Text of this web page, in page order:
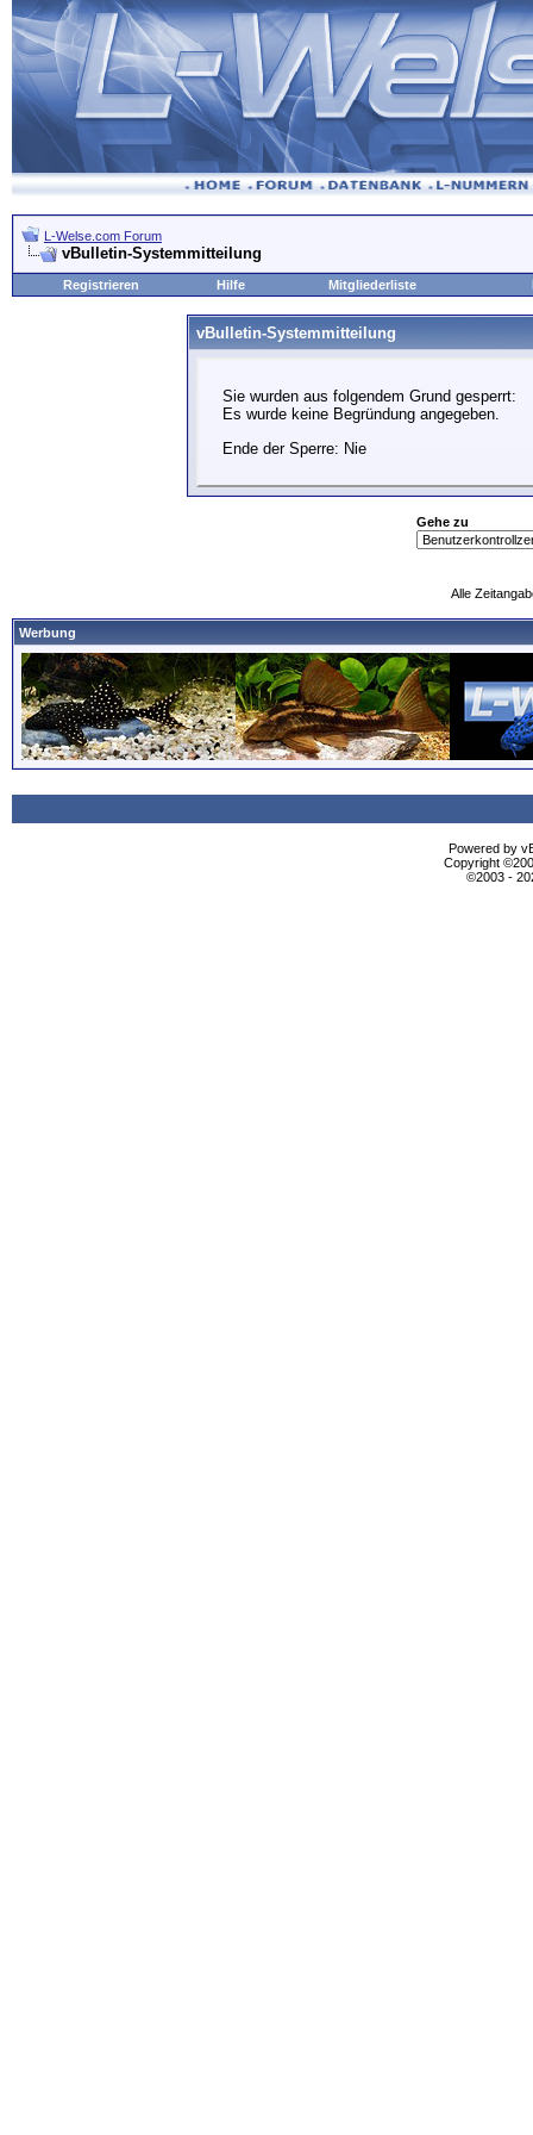
L-Welse.com Forum
vBulletin-Systemmitteilung
Registrieren Hilfe Mitgliederliste
vBulletin-Systemmitteilung
Sie wurden aus folgendem Grund gesperrt:
Es wurde keine Begründung angegeben.
Ende der Sperre: Nie
Gehe zu
Alle
Werbung
Powered by
Copyright
©2003 -